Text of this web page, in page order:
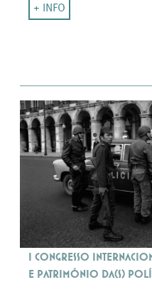
+ INFO
I Congresso
e Património da(s)